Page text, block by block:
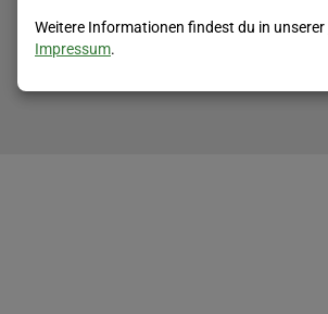
Weitere Informationen findest du in unserer
Impressum.